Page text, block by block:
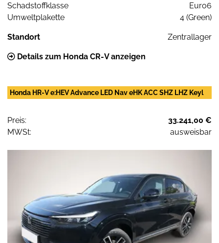
Schadstoffklasse
Euro6
Umweltplakette
4 (Green)
Standort Zentrallager
Details zum Honda CR-V anzeigen
Honda HR-V e:HEV Advance LED Nav eHK ACC SHZ LHZ Keyl
Preis:
33.241,00 €
MWSt:
ausweisbar